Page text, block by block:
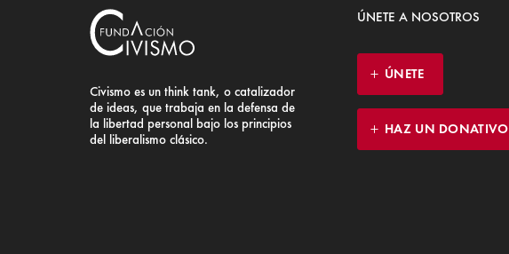
Civismo es un think tank, o catalizador
de ideas, que trabaja en la defensa de
la libertad personal bajo los principios
del liberalismo clásico.
ÚNETE A NOSOTROS
ÚNETE
HAZ UN DONATIVO